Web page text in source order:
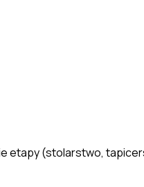
etapy (stolarstwo,